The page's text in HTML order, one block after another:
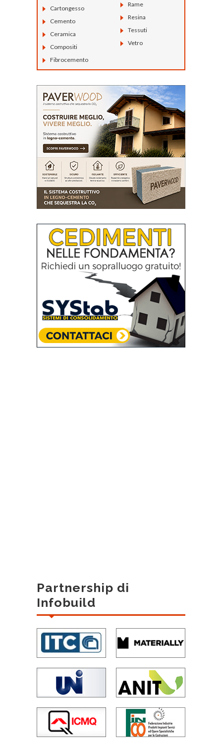
Cartongesso
Cemento
Ceramica
Compositi
Fibrocemento
Rame
Resina
Tessuti
Vetro
Partnership di
Infobuild